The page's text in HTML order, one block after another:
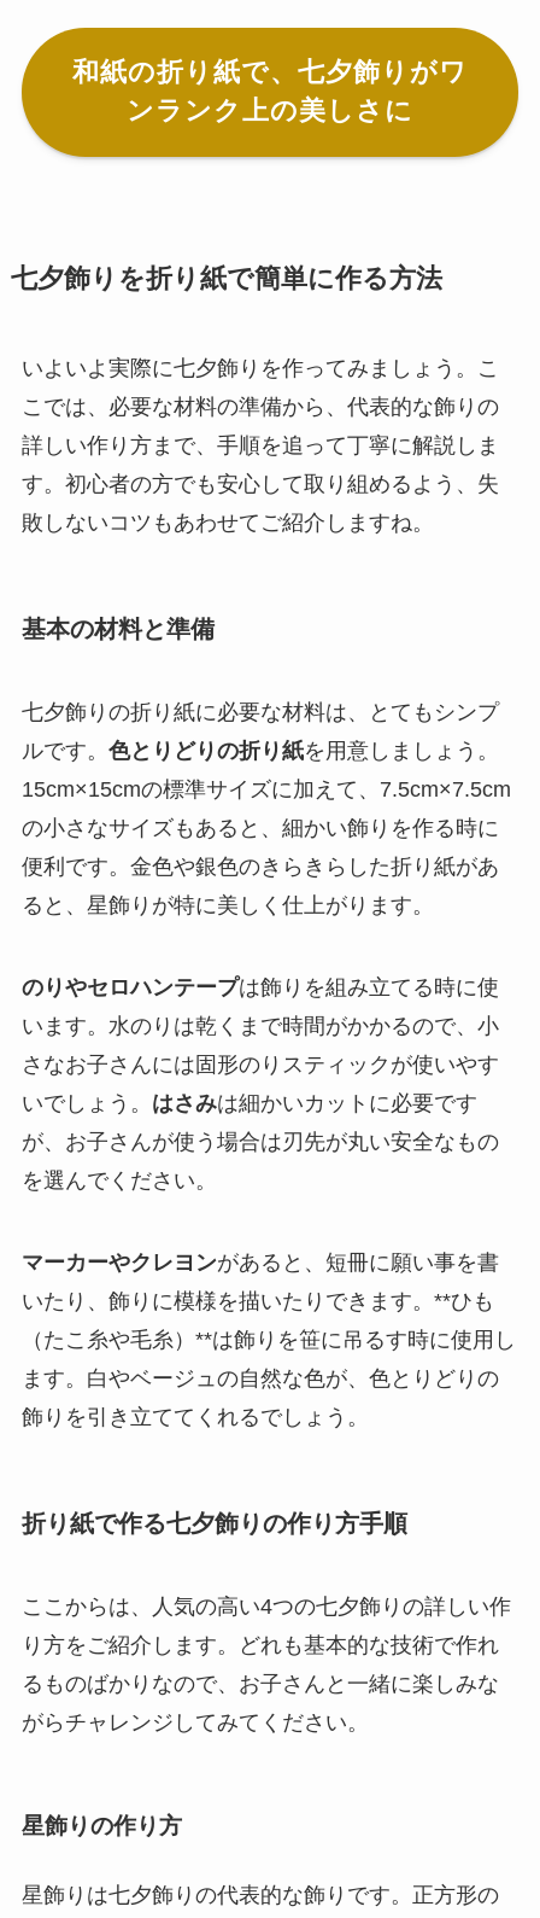
和紙の折り紙で、七夕飾りがワ
ンランク上の美しさに
七夕飾りを折り紙で簡単に作る方法
いよいよ実際に七夕飾りを作ってみましょう。こ
こでは、必要な材料の準備から、代表的な飾りの
詳しい作り方まで、手順を追って丁寧に解説しま
す。初心者の方でも安心して取り組めるよう、失
敗しないコツもあわせてご紹介しますね。
基本の材料と準備
七夕飾りの折り紙に必要な材料は、とてもシンプ
ルです。 色とりどりの折り紙を用意しましょう。
15cm×15cmの標準サイズに加えて、7.5cm×7.5cm
の小さなサイズもあると、細かい飾りを作る時に
便利です。金色や銀色のきらきらした折り紙があ
ると、星飾りが特に美しく仕上がります。
のりやセロハンテープは飾りを組み立てる時に使
います。水のりは乾くまで時間がかかるので、小
さなお子さんには固形のりスティックが使いやす
いでしょう。 はさみは細かいカットに必要です
が、お子さんが使う場合は刃先が丸い安全なもの
を選んでください。
マーカーやクレヨンがあると、短冊に願い事を書
いたり、飾りに模様を描いたりできます。**ひも
（たこ糸や毛糸）**は飾りを笹に吊るす時に使用し
ます。白やベージュの自然な色が、色とりどりの
飾りを引き立ててくれるでしょう。
折り紙で作る七夕飾りの作り方手順
ここからは、人気の高い4つの七夕飾りの詳しい作
り方をご紹介します。どれも基本的な技術で作れ
るものばかりなので、お子さんと一緒に楽しみな
がらチャレンジしてみてください。
星飾りの作り方
星飾りは七夕飾りの代表的な飾りです。正方形の